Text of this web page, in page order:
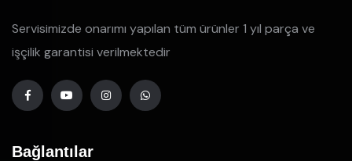
Servisimizde onarımı yapılan tüm ürünler 1 yıl parça ve
işçilik garantisi verilmektedir
Bağlantılar